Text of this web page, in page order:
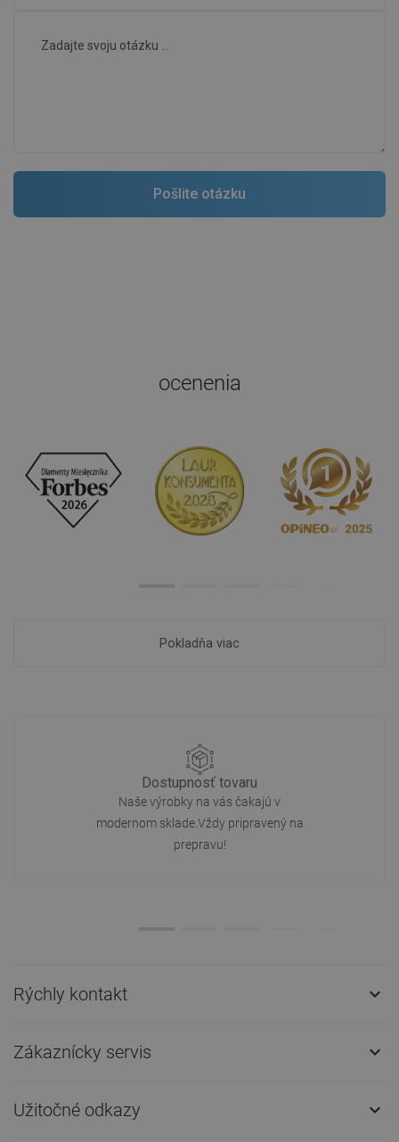
ocenenia
Pokladňa viac
Dostupnosť tovaru
Naše výrobky na vás čakajú v
modernom sklade.Vždy pripravený na
prepravu!
Rýchly kontakt 
Zákaznícky servis 
Užitočné odkazy 